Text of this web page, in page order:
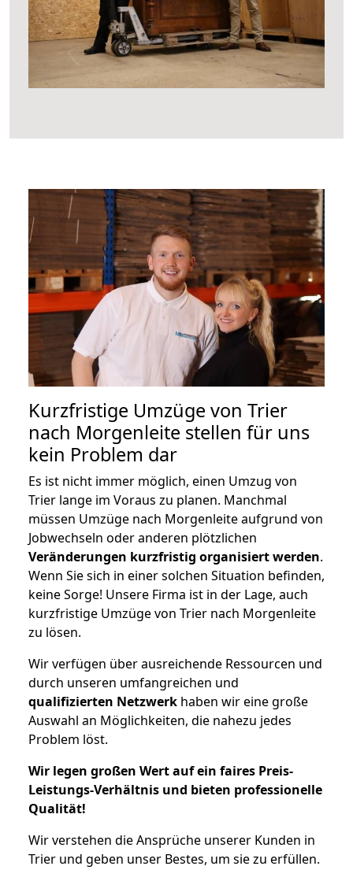
Kurzfristige Umzüge von Trier
nach Morgenleite stellen für uns
kein Problem dar
Es ist nicht immer möglich, einen Umzug von
Trier lange im Voraus zu planen. Manchmal
müssen Umzüge nach Morgenleite aufgrund von
Jobwechseln oder anderen plötzlichen
Veränderungen kurzfristig organisiert werden.
Wenn Sie sich in einer solchen Situation befinden,
keine Sorge! Unsere Firma ist in der Lage, auch
kurzfristige Umzüge von Trier nach Morgenleite
zu lösen.
Wir verfügen über ausreichende Ressourcen und
durch unseren umfangreichen und
qualifizierten Netzwerk haben wir eine große
Auswahl an Möglichkeiten, die nahezu jedes
Problem löst.
Wir legen großen Wert auf ein faires Preis-
Leistungs-Verhältnis und bieten professionelle
Qualität!
Wir verstehen die Ansprüche unserer Kunden in
Trier und geben unser Bestes, um sie zu erfüllen.